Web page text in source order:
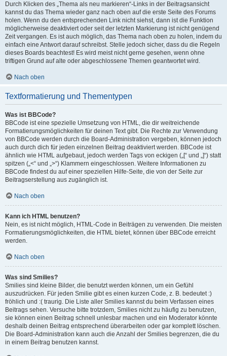
Durch Klicken des „Thema als neu markieren“-Links in der Beitragsansicht
kannst du das Thema wieder ganz nach oben auf die erste Seite des Forums
holen. Wenn du den entsprechenden Link nicht siehst, dann ist die Funktion
möglicherweise deaktiviert oder seit der letzten Markierung ist nicht genügend
Zeit vergangen. Es ist auch möglich, das Thema nach oben zu holen, indem du
einfach eine Antwort darauf schreibst. Stelle jedoch sicher, dass du die Regeln
dieses Boards beachtest! Es wird meist nicht gerne gesehen, wenn ohne
triftigen Grund auf alte oder abgeschlossene Themen geantwortet wird.
Nach oben
Textformatierung und Thementypen
Was ist BBCode?
BBCode ist eine spezielle Umsetzung von HTML, die dir weitreichende
Formatierungsmöglichkeiten für deinen Text gibt. Die Rechte zur Verwendung
von BBCode werden durch die Board-Administration vergeben, können jedoch
auch durch dich für jeden einzelnen Beitrag deaktiviert werden. BBCode ist
ähnlich wie HTML aufgebaut, jedoch werden Tags von eckigen („[“ und „]“) statt
spitzen („<“ und „>“) Klammern eingeschlossen. Weitere Informationen zu
BBCode findest du auf einer speziellen Hilfe-Seite, die von der Seite zur
Beitragserstellung aus zugänglich ist.
Nach oben
Kann ich HTML benutzen?
Nein, es ist nicht möglich, HTML-Code in Beiträgen zu verwenden. Die meisten
Formatierungsmöglichkeiten, die HTML bietet, können über BBCode erreicht
werden.
Nach oben
Was sind Smilies?
Smilies sind kleine Bilder, die benutzt werden können, um ein Gefühl
auszudrücken. Für jeden Smilie gibt es einen kurzen Code, z. B. bedeutet :)
fröhlich und :( traurig. Die Liste aller Smilies kannst du beim Verfassen eines
Beitrags sehen. Versuche bitte trotzdem, Smilies nicht zu häufig zu benutzen,
sie können einen Beitrag schnell unlesbar machen und ein Moderator könnte
deshalb deinen Beitrag entsprechend überarbeiten oder gar komplett löschen.
Die Board-Administration kann auch die Anzahl der Smilies begrenzen, die du
in einem Beitrag benutzen kannst.